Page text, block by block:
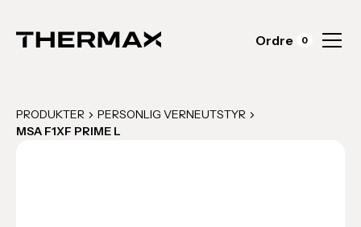
Ordre 0
PRODUKTER
PERSONLIG VERNEUTSTYR
MSA F1XF PRIME L